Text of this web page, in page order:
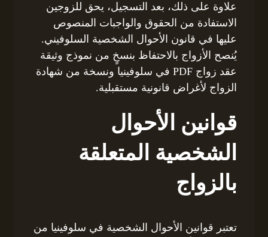
علاوة على ذلك، بعد التسجيل، يحق للزوجين
الاستفادة من الحقوق والواجبات المنصوص
عليها في قانون الأحوال الشخصية السلوفيني.
يُنصح الأزواج بالاحتفاظ بنسخٍ من نموذج وثيقة
عقد زواج PDF في سلوفينيا ونسخة من شهادة
الزواج لأغراض قانونية مستقبلية.
قوانين الأحوال
الشخصية المتعلقة
بالزواج
تعتبر قوانين الأحوال الشخصية في سلوفينيا من